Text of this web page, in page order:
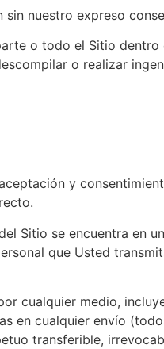
nuestro expreso
o todo el Sitio
o realizar
y
Sitio se encuentra en
que Usted
cualquier medio,
en cualquier envío
transferible,